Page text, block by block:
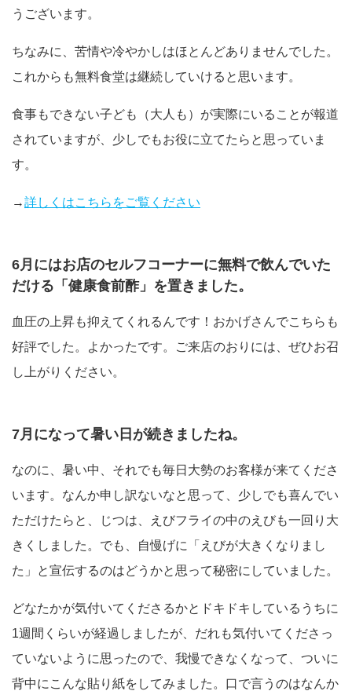
うございます。
ちなみに、苦情や冷やかしはほとんどありませんでした。
これからも無料食堂は継続していけると思います。
食事もできない子ども（大人も）が実際にいることが報道
されていますが、少しでもお役に立てたらと思っていま
す。
→詳しくはこちらをご覧ください
6月にはお店のセルフコーナーに無料で飲んでいた
だける「健康食前酢」を置きました。
血圧の上昇も抑えてくれるんです！おかげさんでこちらも
好評でした。よかったです。ご来店のおりには、ぜひお召
し上がりください。
7月になって暑い日が続きましたね。
なのに、暑い中、それでも毎日大勢のお客様が来てくださ
います。なんか申し訳ないなと思って、少しでも喜んでい
ただけたらと、じつは、えびフライの中のえびも一回り大
きくしました。でも、自慢げに「えびが大きくなりまし
た」と宣伝するのはどうかと思って秘密にしていました。
どなたかが気付いてくださるかとドキドキしているうちに
1週間くらいが経過しましたが、だれも気付いてくださっ
ていないように思ったので、我慢できなくなって、ついに
背中にこんな貼り紙をしてみました。口で言うのはなんか